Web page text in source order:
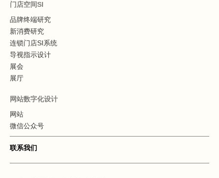
门店空间SI
品牌终端研究
新消费研究
连锁门店SI系统
导视指示设计
展会
展厅
网站数字化设计
网站
微信公众号
联系我们